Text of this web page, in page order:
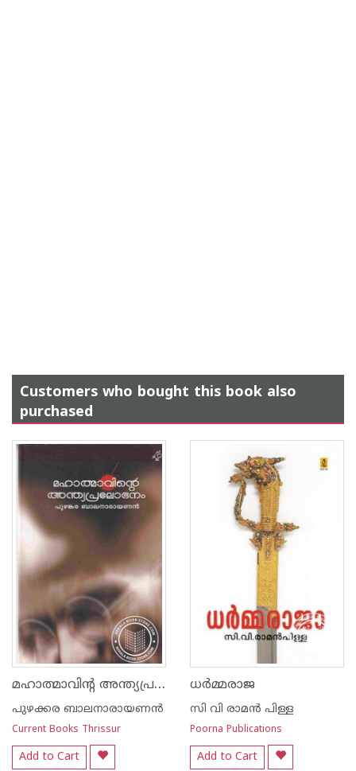
Customers who bought this book also
purchased
മഹാത്മാവിന്റ അന്ത്യപ്രലോഭനം
പുഴക്കര ബാലനാരായണന്‍
Current Books Thrissur
Add to Cart
ധര്‍മ്മരാജ
സി വി രാമ‌ന്‍ പിള്ള
Poorna Publications
Add to Cart